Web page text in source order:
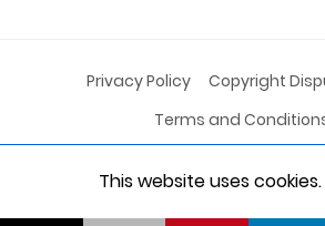
Privacy Policy
Copyright
Terms and
All Rights Reserved View Non-
This website uses cookies.